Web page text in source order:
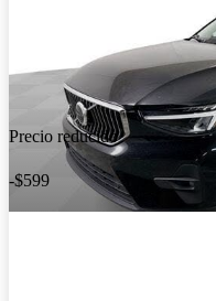
Precio reducido
-$599